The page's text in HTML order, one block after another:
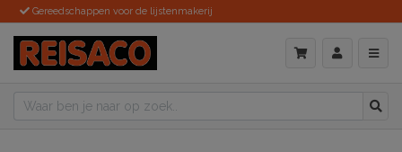
Gereedschappen voor de lijstenmakerij